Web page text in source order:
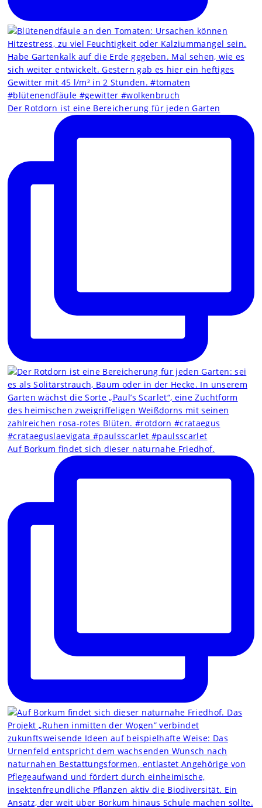
Der Rotdorn ist eine Bereicherung für jeden Garten
Auf Borkum findet sich dieser naturnahe Friedhof.